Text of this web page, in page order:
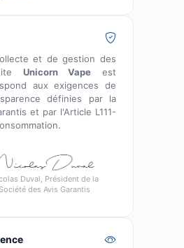
et de gestion des
Unicorn Vape est
aux exigences de
définies par la
et par l'Article L111-
Duval, Président de la
Société des Avis Garantis